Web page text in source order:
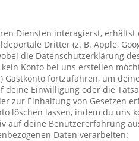
Diensten interagierst,
Dritter (z. B. Apple,
die Datenschutzerklärung
Konto bei uns erstellen
Gastkonto fortzufahren, um
deine Einwilligung oder die
zur Einhaltung von Gesetzen
löschen lassen, indem du uns
auf deine Benutzererfahrung
Daten verarbeiten: